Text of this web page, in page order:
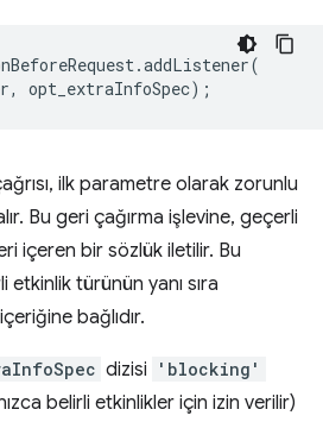
.addListener(
, opt_extraInfoSpec);
ilk parametre olarak zorunlu
Bu geri çağırma işlevine, geçerli
içeren bir sözlük iletilir. Bu
türünün yanı sıra
içeriğine bağlıdır.
dizisi 'blocking'
belirli etkinlikler için izin verilir)